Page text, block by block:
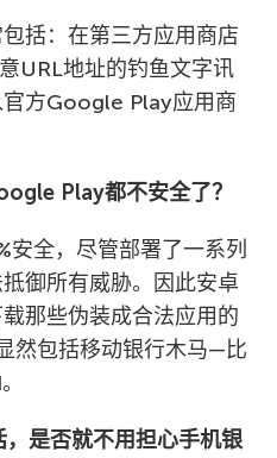
括：在第三方应用商店
URL地址的钓鱼文字讯
方Google Play应用商
Play都不安全了？
安全，尽管部署了一系列
御所有威胁。因此安卓
那些伪装成合法应用的
然包括移动银行木马—比
是否就不用担心手机银